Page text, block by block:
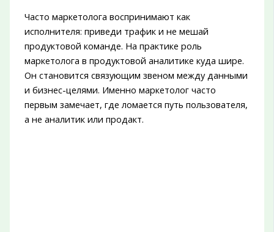
Часто маркетолога воспринимают как
исполнителя: приведи трафик и не мешай
продуктовой команде. На практике роль
маркетолога в продуктовой аналитике куда шире.
Он становится связующим звеном между данными
и бизнес-целями. Именно маркетолог часто
первым замечает, где ломается путь пользователя,
а не аналитик или продакт.